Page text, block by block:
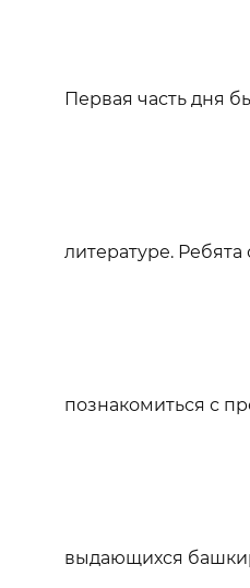
Первая часть дня
литературе. Ребята
познакомиться с
выдающихся